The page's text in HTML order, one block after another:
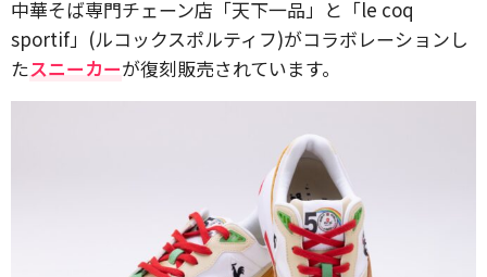
中華そば専門チェーン店「天下一品」と「le coq
sportif」(ルコックスポルティフ)がコラボレーションし
たスニーカーが復刻販売されています。